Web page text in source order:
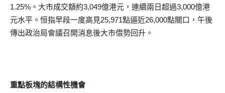
1.25%。大市成交額約3,049億港元，連續兩日超過3,000億港
元水平。恒指早段一度高見25,971點逼近26,000點關口，午後
傳出政治局會議召開消息後大市借勢回升。
重點板塊的結構性機會